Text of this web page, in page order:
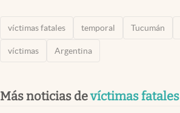
víctimas fatales temporal Tucumán
víctimas Argentina
Más noticias devíctimas fatales